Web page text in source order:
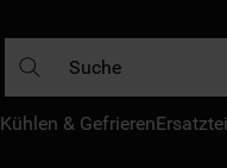
Kühlen & Gefrieren
DIE HÄUFIGSTEN